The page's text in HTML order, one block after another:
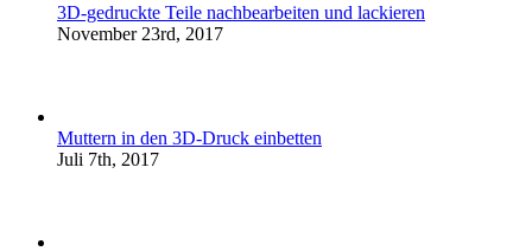
3D-gedruckte Teile nachbearbeiten und lackieren
November 23rd, 2017
Muttern in den 3D-Druck einbetten
Juli 7th, 2017